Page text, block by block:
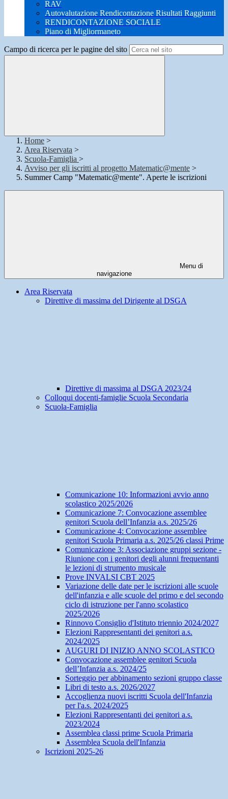
RAV
Autovalutazione Rendicontazione Risultati Raggiunti
RENDICONTAZIONE SOCIALE
Piano di Migliormaneto
Campo di ricerca per le pagine del sito
Home >
Area Riservata >
Scuola-Famiglia >
Avviso per gli iscritti al progetto Matematic@mente >
Summer Camp "Matematic@mente". Aperte le iscrizioni
Menu di
navigazione
Area Riservata
Direttive di massima del Dirigente al DSGA
Direttive di massima al DSGA 2023/24
Colloqui docenti-famiglie Scuola Secondaria
Scuola-Famiglia
Comunicazione 10: Informazioni avvio anno
scolastico 2025/2026
Comunicazione 7: Convocazione assemblee
genitori Scuola dell’Infanzia a.s. 2025/26
Comunicazione 4: Convocazione assemblee
genitori Scuola Primaria a.s. 2025/26 classi Prime
Comunicazione 3: Associazione gruppi sezione -
Riunione con i genitori degli alunni frequentanti
le lezioni di strumento musicale
Prove INVALSI CBT 2025
Variazione delle date per le iscrizioni alle scuole
dell'infanzia e alle scuole del primo e del secondo
ciclo di istruzione per l'anno scolastico
2025/2026
Rinnovo Consiglio d'Istituto triennio 2024/2027
Elezioni Rappresentanti dei genitori a.s.
2024/2025
AUGURI DI INIZIO ANNO SCOLASTICO
Convocazione assemblee genitori Scuola
dell’Infanzia a.s. 2024/25
Sorteggio per abbinamento sezioni gruppo classe
Libri di testo a.s. 2026/2027
Accoglienza nuovi iscritti Scuola dell'Infanzia
per l'a.s. 2024/2025
Elezioni Rappresentanti dei genitori a.s.
2023/2024
Assemblea classi prime Scuola Primaria
Assemblea Scuola dell'Infanzia
Iscrizioni 2025-26